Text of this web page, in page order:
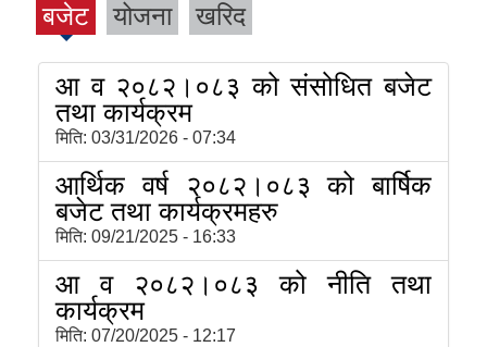
बजेट योजना खरिद
आ व २०८२।०८३ को संसोधित बजेट
तथा कार्यक्रम
मिति: 03/31/2026 - 07:34
आर्थिक वर्ष २०८२।०८३ को बार्षिक
बजेट तथा कार्यक्रमहरु
मिति: 09/21/2025 - 16:33
आ व २०८२।०८३ को नीति तथा
कार्यक्रम
मिति: 07/20/2025 - 12:17